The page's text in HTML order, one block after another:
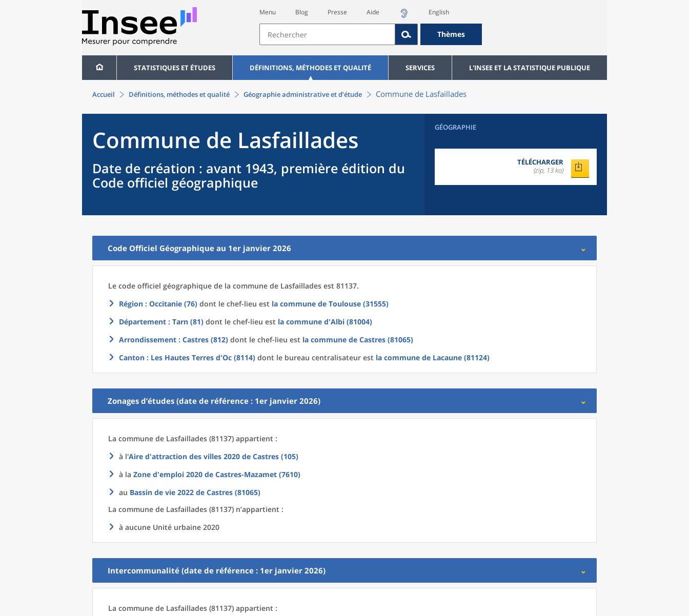
Menu Blog Presse Aide English
Thèmes
STATISTIQUES ET ÉTUDES DÉFINITIONS, MÉTHODES ET QUALITÉ SERVICES L'INSEE ET LA STATISTIQUE PUBLIQUE
Accueil Définitions, méthodes et qualité Géographie administrative et d’étude Commune de Lasfaillades
Commune de Lasfaillades
Date de création : avant 1943, première édition du
Code officiel géographique
GÉOGRAPHIE
TÉLÉCHARGER
(zip, 13 ko)
Code Officiel Géographique au 1er janvier 2026
Le code officiel géographique de la commune de Lasfaillades est 81137.
Région : Occitanie (76) dont le chef-lieu est la commune de Toulouse (31555)
Département : Tarn (81) dont le chef-lieu est la commune d'Albi (81004)
Arrondissement : Castres (812) dont le chef-lieu est la commune de Castres (81065)
Canton : Les Hautes Terres d'Oc (8114) dont le bureau centralisateur est la commune de Lacaune (81124)
Zonages d’études (date de référence : 1er janvier 2026)
La commune de Lasfaillades (81137) appartient :
à l'Aire d'attraction des villes 2020 de Castres (105)
à la Zone d'emploi 2020 de Castres-Mazamet (7610)
au Bassin de vie 2022 de Castres (81065)
La commune de Lasfaillades (81137) n’appartient :
à aucune Unité urbaine 2020
Intercommunalité (date de référence : 1er janvier 2026)
La commune de Lasfaillades (81137) appartient :